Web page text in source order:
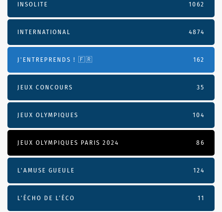
INSOLITE 1062
INTERNATIONAL 4874
J'ENTREPRENDS ! 🇫🇷 162
JEUX CONCOURS 35
JEUX OLYMPIQUES 104
JEUX OLYMPIQUES PARIS 2024 86
L'AMUSE GUEULE 124
L’ÉCHO DE L’ÉCO 11